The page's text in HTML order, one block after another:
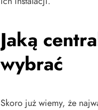
Jaką
wybrać
Skoro już wiemy, że